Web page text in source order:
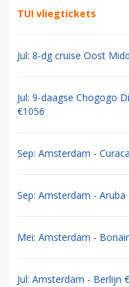
TUI vliegtickets
Jul: 8-dg cruise Oost
Jul: 9-daagse Chogogo
€1056
Sep: Amsterdam -
Sep: Amsterdam - Aruba
Mei: Amsterdam -
Jul: Amsterdam - Berlijn